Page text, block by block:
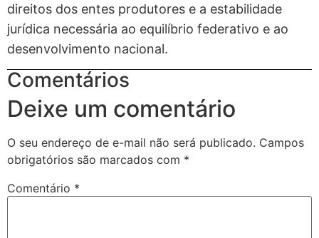
direitos dos entes produtores e a estabilidade
jurídica necessária ao equilíbrio federativo e ao
desenvolvimento nacional.
Comentários
Deixe um comentário
O seu endereço de e-mail não será publicado. Campos
obrigatórios são marcados com *
Comentário *